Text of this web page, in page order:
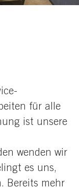
für alle
ist unsere
wenden wir
es uns,
Bereits mehr